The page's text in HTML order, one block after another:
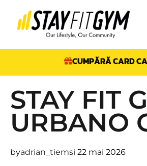
CUMPĂRĂ CARD
STAY FIT
URBANO
byadrian_tiemsi 22 mai 2026